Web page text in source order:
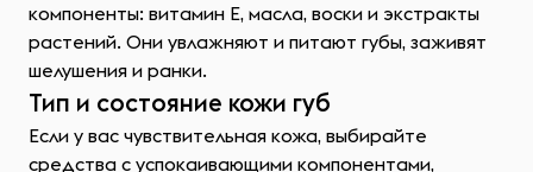
компоненты: витамин E, масла, воски и экстракты
растений. Они увлажняют и питают губы, заживят
шелушения и ранки.
Тип и состояние кожи губ
Если у вас чувствительная кожа, выбирайте
средства с успокаивающими компонентами,